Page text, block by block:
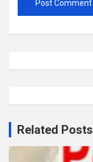
Related Posts